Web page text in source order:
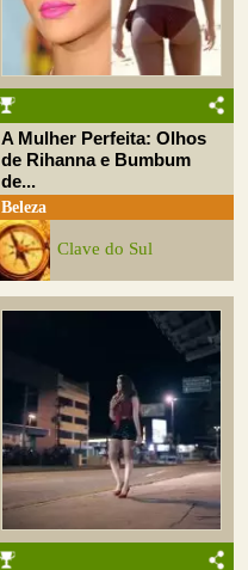
A Mulher Perfeita: Olhos
de Rihanna e Bumbum
de...
Beleza
Clave do Sul